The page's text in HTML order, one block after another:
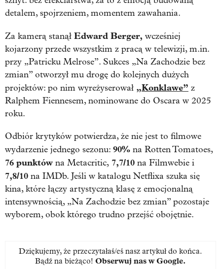
detalem, spojrzeniem, momentem zawahania.
Za kamerą stanął Edward Berger, wcześniej
kojarzony przede wszystkim z pracą w telewizji, m.in.
przy „Patricku Melrose”. Sukces „Na Zachodzie bez
zmian” otworzył mu drogę do kolejnych dużych
projektów: po nim wyreżyserował „Konklawe” z
Ralphem Fiennesem, nominowane do Oscara w 2025
roku.
Odbiór krytyków potwierdza, że nie jest to filmowe
wydarzenie jednego sezonu: 90% na Rotten Tomatoes,
76 punktów na Metacritic, 7,7/10 na Filmwebie i
7,8/10 na IMDb. Jeśli w katalogu Netflixa szuka się
kina, które łączy artystyczną klasę z emocjonalną
intensywnością, „Na Zachodzie bez zmian” pozostaje
wyborem, obok którego trudno przejść obojętnie.
Dziękujemy, że przeczytałaś/eś nasz artykuł do końca.
Bądź na bieżąco! Obserwuj nas w Google.